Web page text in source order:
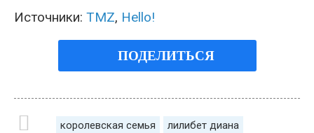
Источники: TMZ, Hello!
ПОДЕЛИТЬСЯ
королевская семья лилибет диана